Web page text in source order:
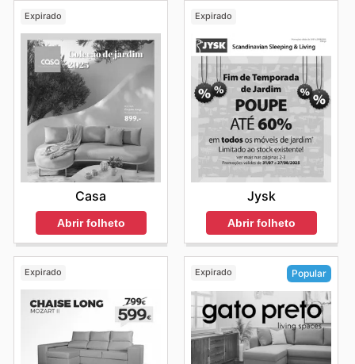
Expirado
Casa
Abrir folheto
Expirado
Jysk
Abrir folheto
Expirado Expirado Popular